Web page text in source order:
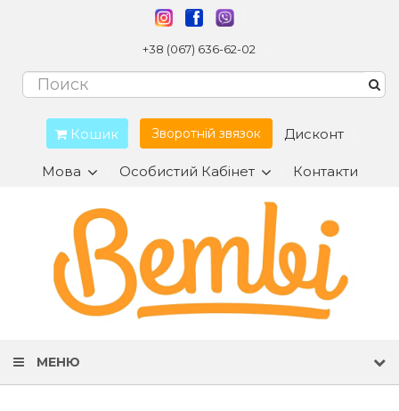
+38 (067) 636-62-02
Кошик Зворотній звязок Дисконт
Мова Особистий Кабінет Контакти
МЕНЮ